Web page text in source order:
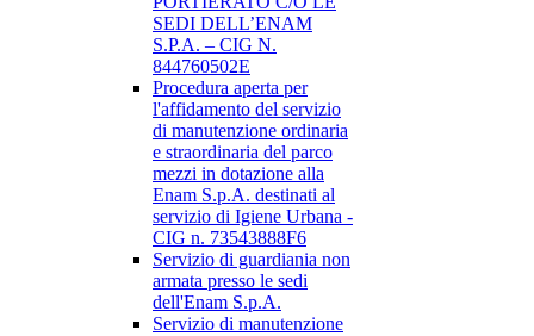
SEDI DELL’ENAM
S.P.A. – CIG N.
844760502E
Procedura aperta per
l'affidamento del servizio
di manutenzione ordinaria
e straordinaria del parco
mezzi in dotazione alla
Enam S.p.A. destinati al
servizio di Igiene Urbana -
CIG n. 73543888F6
Servizio di guardiania non
armata presso le sedi
dell'Enam S.p.A.
Servizio di manutenzione